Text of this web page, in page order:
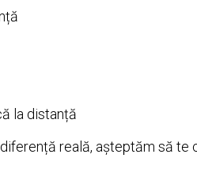
la distanță
reală, așteptăm să te